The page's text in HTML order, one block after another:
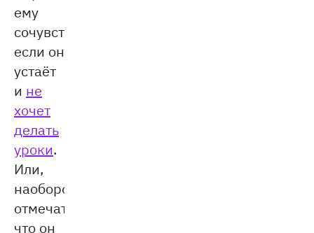
ему
сочувствие,
если он
устаёт
и не
хочет
делать
уроки.
Или,
наоборот,
отмечать,
что он